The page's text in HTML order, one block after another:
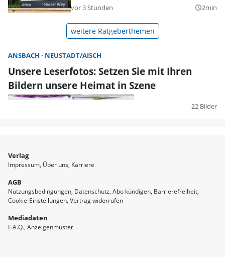
vor 3 Stunden query_builder2min
weitere Ratgeberthemen
ANSBACH NEUSTADT/AISCH
Unsere Leserfotos: Setzen Sie mit Ihren
Bildern unsere Heimat in Szene
22 Bilder
Verlag
Impressum Über uns Karriere
AGB
Nutzungsbedingungen Datenschutz Abo kündigen Barrierefreiheit
Cookie-Einstellungen Vertrag widerrufen
Mediadaten
F.A.Q. Anzeigenmuster